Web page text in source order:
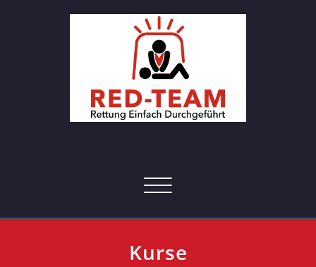
Hamburg
Toggle navigation
Kurse